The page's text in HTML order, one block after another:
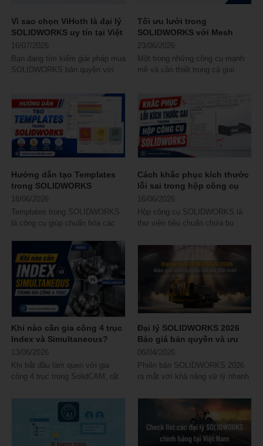
Vì sao chọn ViHoth là đại lý
SOLIDWORKS uy tín tại Việt
Nam?
16/07/2026
Bạn đang tìm kiếm giải pháp mua
SOLIDWORKS bản quyền với
Tối ưu lưới trong
SOLIDWORKS với Mesh
Section
23/06/2026
Một trong những công cụ mạnh
mẽ và cần thiết trong cả giai
Hướng dẫn tạo Templates
trong SOLIDWORKS
18/06/2026
Templates trong SOLIDWORKS
là công cụ giúp chuẩn hóa các
Cách khắc phục kích thước
lỗi sai trong hộp công cụ
SOLIDWORKS
16/06/2026
Hộp công cụ SOLIDWORKS là
thư viện tiêu chuẩn chứa bu
người dùng...
Khi nào cần gia công 4 trục
Index và Simultaneous?
13/06/2026
Khi bắt đầu làm quen với gia
công 4 trục trong SolidCAM, rất
Đại lý SOLIDWORKS 2026
Báo giá bản quyền và ưu
đãi mới
06/04/2026
Phiên bản SOLIDWORKS 2026
ra mắt với khả năng xử lý nhanh
trải nghiệm...